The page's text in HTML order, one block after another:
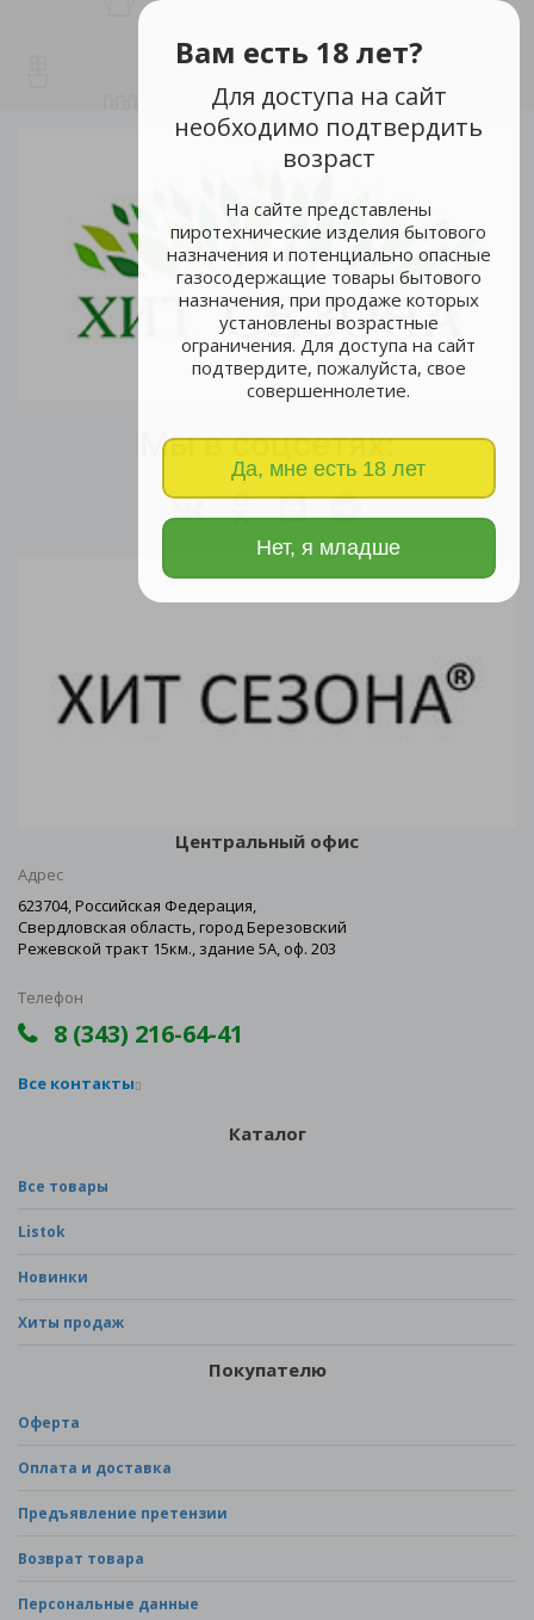
Вам есть 18 лет?
Для доступа на сайт
необходимо подтвердить
возраст
На сайте представлены
пиротехнические изделия бытового
назначения и потенциально опасные
газосодержащие товары бытового
назначения, при продаже которых
установлены возрастные
ограничения. Для доступа на сайт
подтвердите, пожалуйста, свое
совершеннолетие.
Да, мне есть 18 лет
Нет, я младше
Мы в соцсетях:
Центральный офис
Адрес
623704, Российская Федерация,
Свердловская область, город Березовский
Режевской тракт 15км., здание 5А, оф. 203
Телефон
8 (343) 216-64-41
Все контакты
Каталог
Все товары
Listok
Новинки
Хиты продаж
Покупателю
Оферта
Оплата и доставка
Предъявление претензии
Возврат товара
Персональные данные